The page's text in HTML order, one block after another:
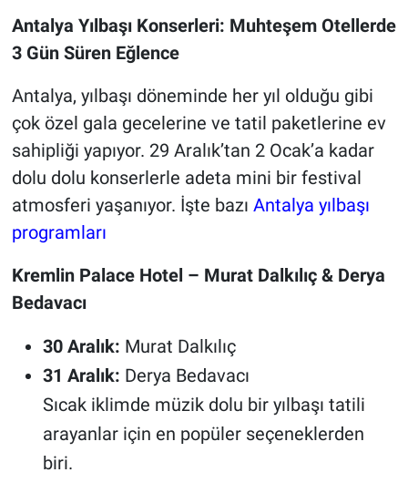
Antalya Yılbaşı Konserleri: Muhteşem Otellerde
3 Gün Süren Eğlence
Antalya, yılbaşı döneminde her yıl olduğu gibi
çok özel gala gecelerine ve tatil paketlerine ev
sahipliği yapıyor. 29 Aralık’tan 2 Ocak’a kadar
dolu dolu konserlerle adeta mini bir festival
atmosferi yaşanıyor. İşte bazı Antalya yılbaşı
programları
Kremlin Palace Hotel – Murat Dalkılıç & Derya
Bedavacı
30 Aralık: Murat Dalkılıç
31 Aralık: Derya Bedavacı
Sıcak iklimde müzik dolu bir yılbaşı tatili
arayanlar için en popüler seçeneklerden
biri.